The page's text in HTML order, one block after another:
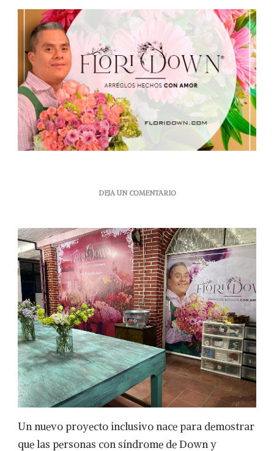
DEJA UN COMENTARIOEN
LA
FLORERÍA
QUE
OFRECE
CAPACITACIÓN
Y
EMPLEO
A
PERSONAS
CON
SÍNDROME
DE
DOWN
Un nuevo proyecto inclusivo nace para demostrar
que las personas con síndrome de Down y